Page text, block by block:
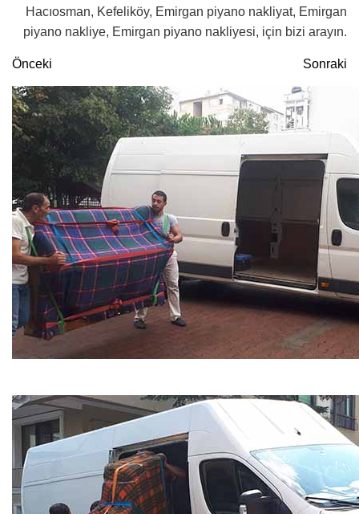
Hacıosman, Kefeliköy, Emirgan piyano nakliyat, Emirgan
piyano nakliye, Emirgan piyano nakliyesi, için bizi arayın.
Önceki Sonraki